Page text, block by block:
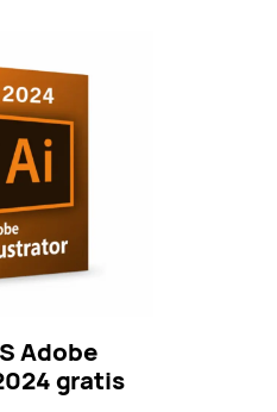
Adobe
gratis